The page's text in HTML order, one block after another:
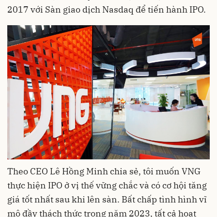
2017 với Sàn giao dịch Nasdaq để tiến hành IPO.
Theo CEO Lê Hồng Minh chia sẻ, tôi muốn VNG
thực hiện IPO ở vị thế vững chắc và có cơ hội tăng
giá tốt nhất sau khi lên sàn. Bất chấp tình hình vĩ
mô đầy thách thức trong năm 2023, tất cả hoạt